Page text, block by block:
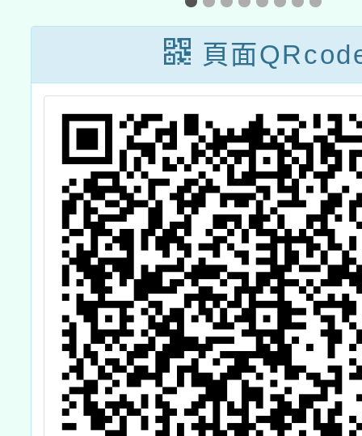
「113
學教
會」
頁面